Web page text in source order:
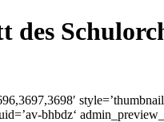
des
bhbdz‘